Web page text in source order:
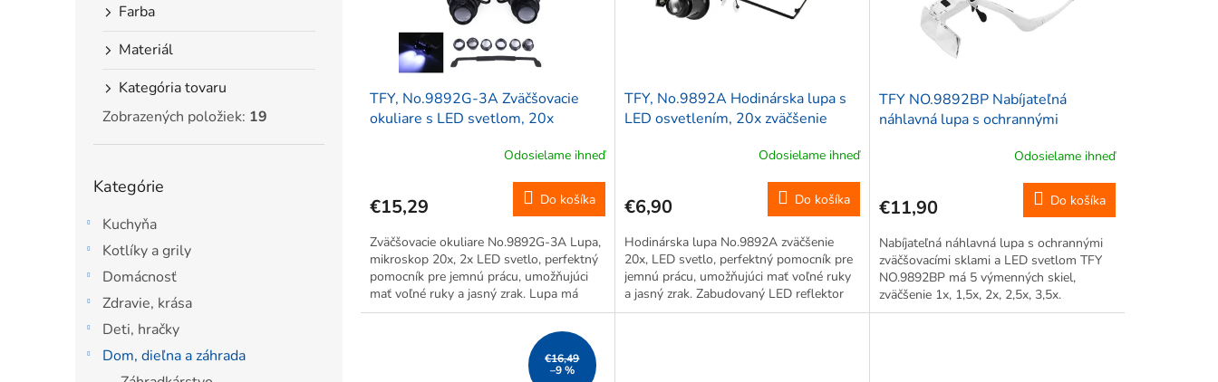
Farba
Materiál
Kategória tovaru
Zobrazených položiek: 19
kategórie
Kategórie
Kuchyňa
Kotlíky a grily
Domácnosť
Zdravie, krása
Deti, hračky
Dom, dieľna a záhrada
TFY, No.9892G-3A Zväčšovacie
okuliare s LED svetlom, 20x
Odosielame ihneď
€15,29 Do košíka
Zväčšovacie okuliare No.9892G-3A Lupa,
mikroskop 20x, 2x LED svetlo, perfektný
pomocník pre jemnú prácu, umožňujúci
mať voľné ruky a jasný zrak. Lupa má
možné prevedenie ako okuliare a
jednoduchým spôsobom ju možno
TFY, No.9892A Hodinárska lupa s
LED osvetlením, 20x zväčšenie
Odosielame ihneď
€6,90 Do košíka
Hodinárska lupa No.9892A zväčšenie
20x, LED svetlo, perfektný pomocník pre
jemnú prácu, umožňujúci mať voľné ruky
a jasný zrak. Zabudovaný LED reflektor
umožňuje presné osvetlenie pracovnej
TFY NO.9892BP Nabíjateľná
náhlavná lupa s ochrannými
1x, 1,5x, 2x, 2,5x, 3,5xOdosielame ihneď
€11,90 Do košíka
Nabíjateľná náhlavná lupa s ochrannými
zväčšovacími sklami a LED svetlom TFY
NO.9892BP má 5 výmenných skiel,
zväčšenie 1x, 1,5x, 2x, 2,5x, 3,5x.
Napájanie na batérie. S popruhom.
€16,49
–9 %